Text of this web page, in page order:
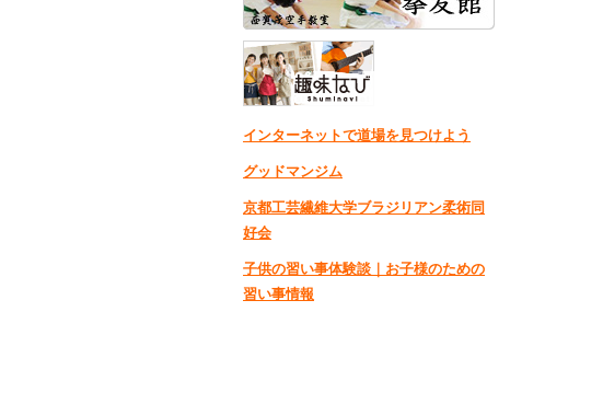
インターネットで道場を見つけよう
グッドマンジム
京都工芸繊維大学ブラジリアン柔術同
好会
子供の習い事体験談｜お子様のための
習い事情報